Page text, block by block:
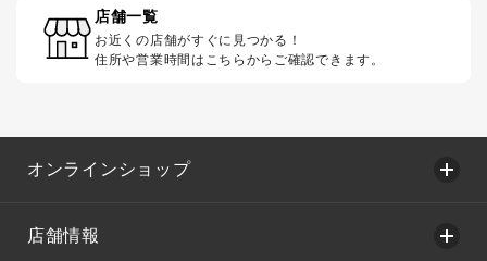
店舗一覧
お近くの店舗がすぐに見つかる！
住所や営業時間はこちらからご確認できます。
オンラインショップ
店舗情報